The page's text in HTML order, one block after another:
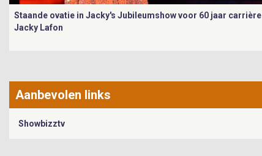
Staande ovatie in Jacky's Jubileumshow voor 60 jaar carrière
Jacky Lafon
Aanbevolen links
Showbizztv